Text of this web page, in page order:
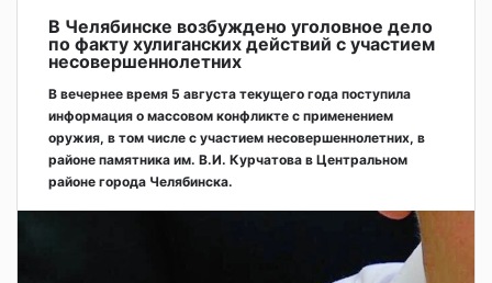
В Челябинске возбуждено уголовное дело
по факту хулиганских действий с участием
несовершеннолетних
В вечернее время 5 августа текущего года поступила
информация о массовом конфликте с применением
оружия, в том числе с участием несовершеннолетних, в
районе памятника им. В.И. Курчатова в Центральном
районе города Челябинска.